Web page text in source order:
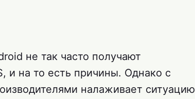
не так часто получают
и на то есть причины. Однако с
налаживает ситуацию